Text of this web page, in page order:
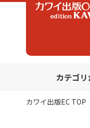
カテゴ
カワイ出版EC TOP